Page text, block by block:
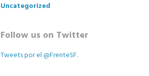
Uncategorized
Follow us on Twitter
Tweets por el @FrenteSF.